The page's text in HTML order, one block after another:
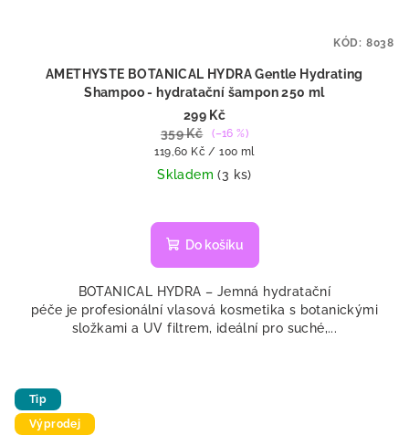
AMETHYSTE BOTANICAL HYDRA Gentle Hydrating
Shampoo - hydratační šampon 250 ml
299 Kč
359 Kč
(–16 %)
Měrná
cena:
119,60 Kč / 100 ml
Skladem(3 ks)
Do košíku
BOTANICAL HYDRA – Jemná hydratační
péče je profesionální vlasová kosmetika s botanickými
složkami a UV filtrem, ideální pro suché,...
KÓD: 8038
Tip
Výprodej